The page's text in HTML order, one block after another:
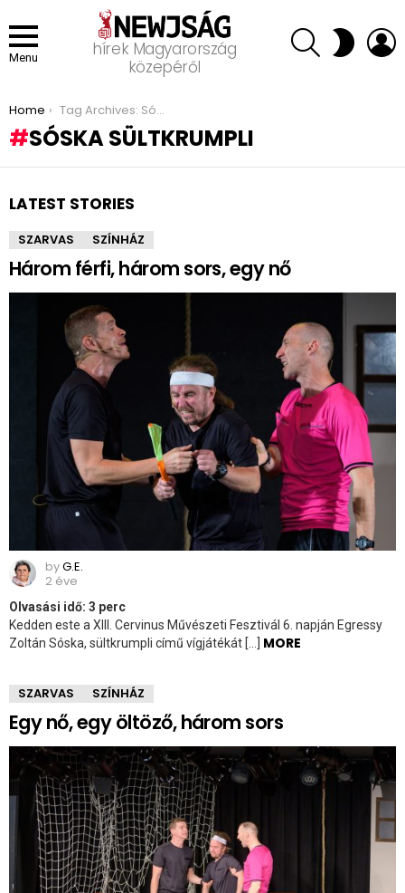
Menu
hírek Magyarország
közepéről
SEARCH SWITCH
SKIN
You are here:
Home Tag Archives: Sóska sültkrumpli
SÓSKA SÜLTKRUMPLI
LATEST STORIES
SZARVAS SZÍNHÁZ
Három férfi, három sors, egy nő
byG.E.
2 éve
Olvasási idő: 3 perc
Kedden este a XIII. Cervinus Művészeti Fesztivál 6. napján Egressy
Zoltán Sóska, sültkrumpli című vígjátékát […] MORE
SZARVAS SZÍNHÁZ
Egy nő, egy öltöző, három sors